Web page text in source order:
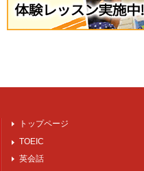
トップページ
TOEIC
英会話